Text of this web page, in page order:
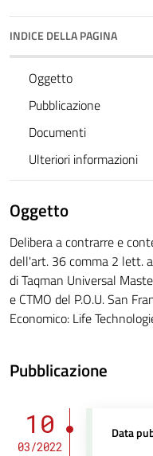
INDICE DELLA PAGINA
Oggetto
Pubblicazione
Documenti
Ulteriori informazioni
Oggetto
Delibera a contrarre e
dell'art. 36 comma 2 lett.
di Taqman Universal
e CTMO del P.O.U. San
Economico: Life
Pubblicazione
10
03/2022
Data